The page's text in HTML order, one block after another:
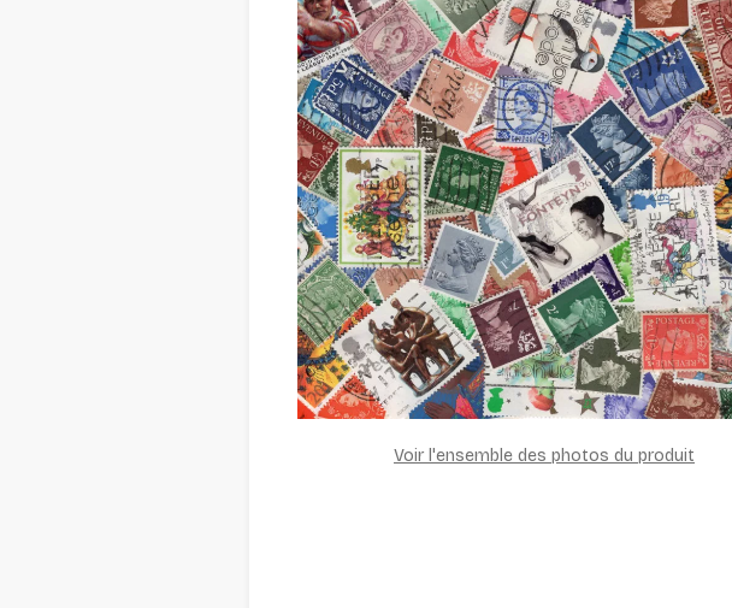
Voir l'ensemble des photos du produit